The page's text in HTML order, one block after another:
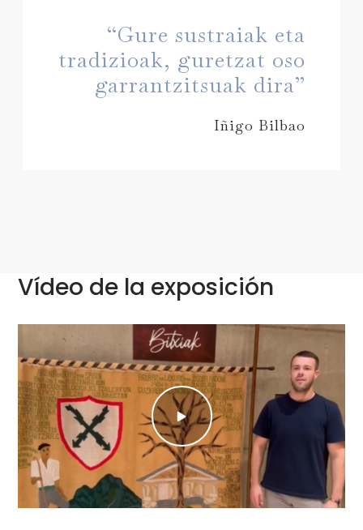
“Gure sustraiak eta
tradizioak, guretzat oso
garrantzitsuak dira”
Iñigo Bilbao
Vídeo de la exposición